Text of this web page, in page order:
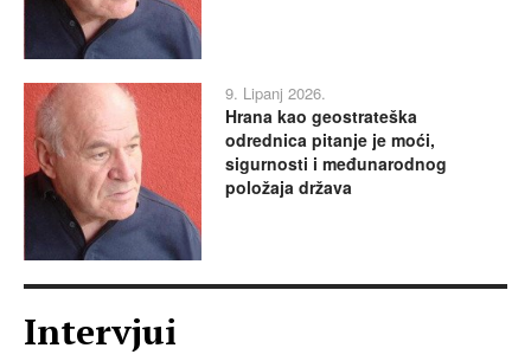
9. Lipanj 2026.
Hrana kao geostrateška
odrednica pitanje je moći,
sigurnosti i međunarodnog
položaja država
Intervjui